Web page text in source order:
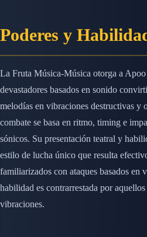
Poderes y
La Fruta Música-Música otorga a
devastadores basados en sonido
melodías en vibraciones destructivas y
combate se basa en ritmo, timing e
sónicos. Su presentación teatral y
estilo de lucha único que resulta
familiarizados con ataques basados en
habilidad es contrarrestada por
vibraciones.